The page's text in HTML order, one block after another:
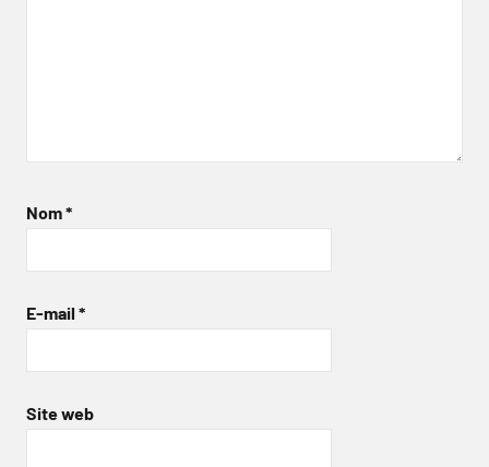
Nom*
E-mail *
Site web